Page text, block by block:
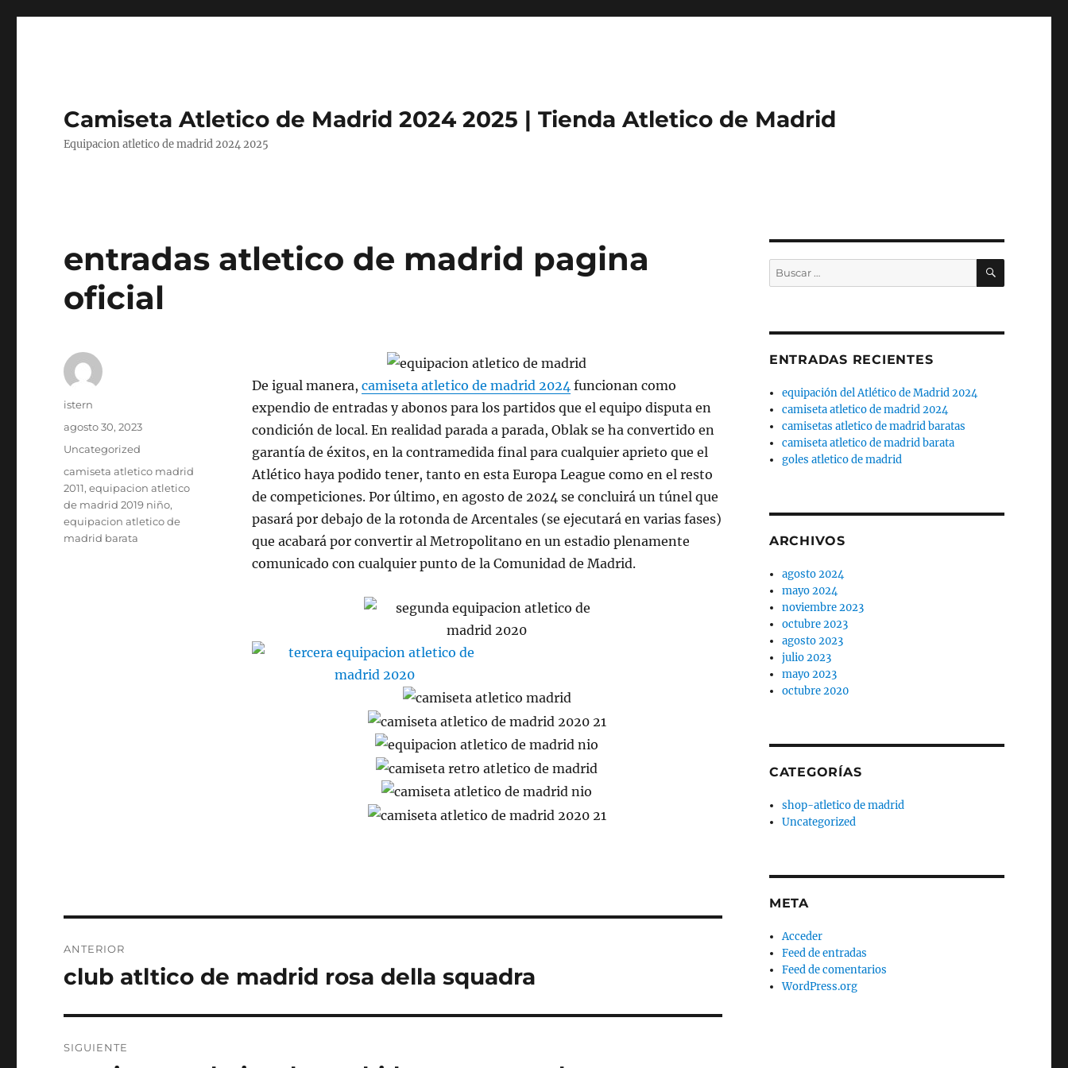
Camiseta Atletico de Madrid 2024 2025 | Tienda Atletico de Madrid
Equipacion atletico de madrid 2024 2025
entradas atletico de madrid pagina
oficial
De igual manera, camiseta atletico de madrid 2024 funcionan como
expendio de entradas y abonos para los partidos que el equipo disputa en
condición de local. En realidad parada a parada, Oblak se ha convertido en
garantía de éxitos, en la contramedida final para cualquier aprieto que el
Atlético haya podido tener, tanto en esta Europa League como en el resto
de competiciones. Por último, en agosto de 2024 se concluirá un túnel que
pasará por debajo de la rotonda de Arcentales (se ejecutará en varias fases)
que acabará por convertir al Metropolitano en un estadio plenamente
comunicado con cualquier punto de la Comunidad de Madrid.
Autor
istern
Publicado
agosto 30, 2023
Categorías
Uncategorized
Etiquetas
camiseta atletico madrid
2011,equipacion atletico
de madrid 2019 niño,
equipacion atletico de
madrid barata
de
ANTERIOR
Entrada
club atltico de madrid rosa della squadra
SIGUIENTE
Buscar
por:
BUSCAR
ENTRADAS RECIENTES
equipación del Atlético de Madrid 2024
camiseta atletico de madrid 2024
camisetas atletico de madrid baratas
camiseta atletico de madrid barata
goles atletico de madrid
ARCHIVOS
agosto 2024
mayo 2024
noviembre 2023
octubre 2023
agosto 2023
julio 2023
mayo 2023
octubre 2020
CATEGORÍAS
shop-atletico de madrid
Uncategorized
META
Acceder
Feed de entradas
Feed de comentarios
WordPress.org